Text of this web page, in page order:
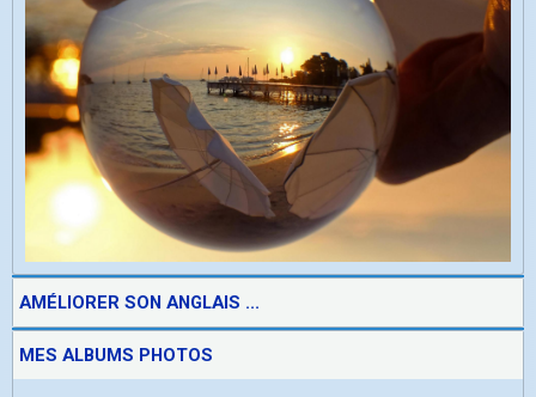
AMÉLIORER SON ANGLAIS ...
MES ALBUMS PHOTOS